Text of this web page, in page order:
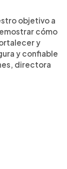
objetivo a
cómo
y
y confiable
directora